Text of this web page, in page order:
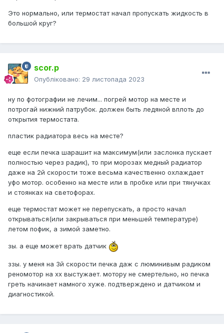
Это нормально, или термостат начал пропускать жидкость в
большой круг?
scor.p
Опубліковано: 29 листопада 2023
ну по фотографии не лечим... погрей мотор на месте и
потрогай нижний патрубок. должен быть ледяной вплоть до
открытия термостата.
пластик радиатора весь на месте?
еще если печка шарашит на максимум(или заслонка пускает
полностью через радик), то при морозах медный радиатор
даже на 2й скорости тоже весьма качественно охлаждает
уфо мотор. особенно на месте или в пробке или при тянучках
и стоянках на светофорах.
еще термостат может не перепускать, а просто начал
открываться(или закрываться при меньшей температуре)
летом пофик, а зимой заметно.
зы. а еще может врать датчик
ззы. у меня на 3й скорости печка даж с люминивым радиком
реномотор на хх выстужает. мотору не смертельно, но печка
греть начинает намного хуже. подтверждено и датчиком и
диагностикой.